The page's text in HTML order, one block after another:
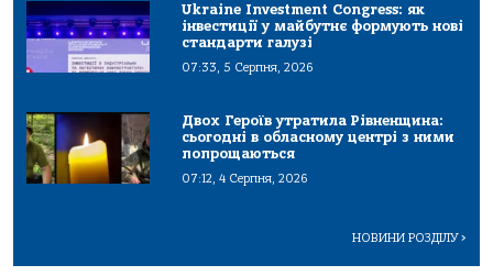
Ukraine Investment Congress: як
інвестиції у майбутнє формують нові
стандарти галузі
07:33, 5 Серпня, 2026
Двох Героїв утратила Рівненщина:
сьогодні в обласному центрі з ними
попрощаються
07:12, 4 Серпня, 2026
НОВИНИ РОЗДІЛУ>